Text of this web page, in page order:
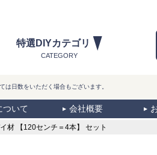
特選DIYカテゴリ
CATEGORY
日数をいただく場合もございます。
ついて 会社概要
【120センチ＝4本】 セット